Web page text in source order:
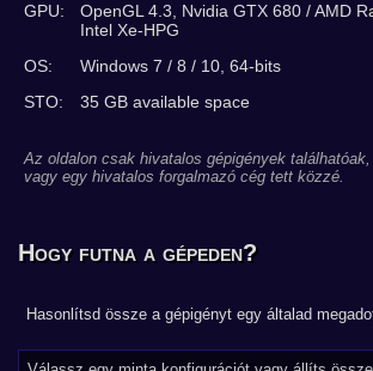
GPU:
OpenGL 4.3, Nvidia GTX 680 / AMD
Intel Xe-HPG
OS:
Windows 7 / 8 / 10, 64-bits
STO:
35 GB available space
Az oldalon csak hivatalos gépigények
vagy egy hivatalos forgalmazó cég tett közzé.
Hogy futna a gépeden?
Hasonlítsd össze a gépigényt egy általad